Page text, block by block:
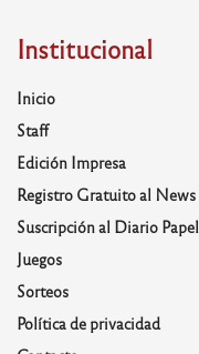
Institucional
Inicio
Staff
Edición Impresa
Registro Gratuito al News
Suscripción al Diario Papel
Juegos
Sorteos
Política de privacidad